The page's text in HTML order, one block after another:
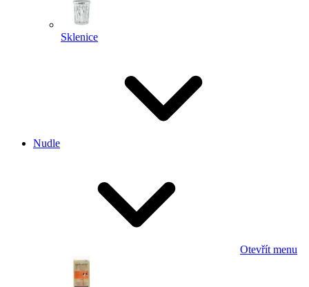
Sklenice
Nudle
Otevřít menu